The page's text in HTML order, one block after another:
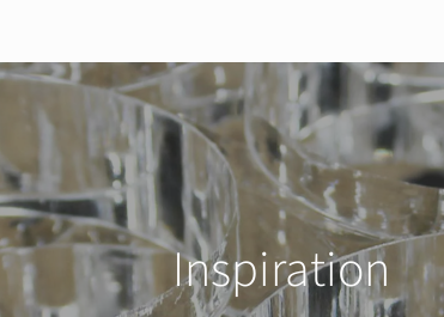
Inspiration